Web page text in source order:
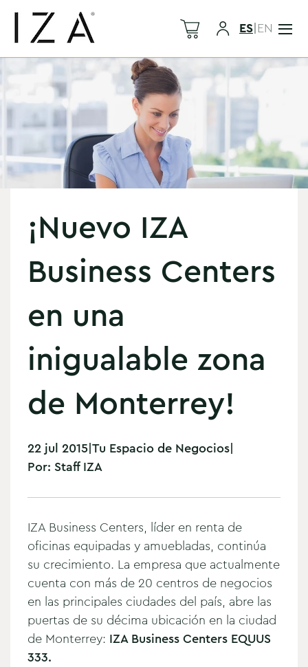
ES|EN
¡Nuevo IZA
Business Centers
en una
inigualable zona
de Monterrey!
22 jul 2015|Tu Espacio de Negocios|
Por: Staff IZA
IZA Business Centers, líder en renta de
oficinas equipadas y amuebladas, continúa
su crecimiento. La empresa que actualmente
cuenta con más de 20 centros de negocios
en las principales ciudades del país, abre las
puertas de su décima ubicación en la ciudad
de Monterrey: IZA Business Centers EQUUS
333.